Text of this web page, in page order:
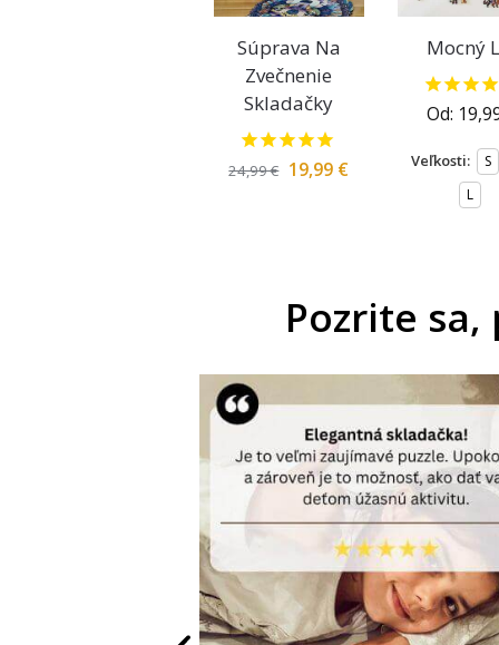
Súprava Na
Zvečnenie
Skladačky
24,99€ 19,99 €
Mocný
Od:
Veľkosti:
S
L
Pozrite